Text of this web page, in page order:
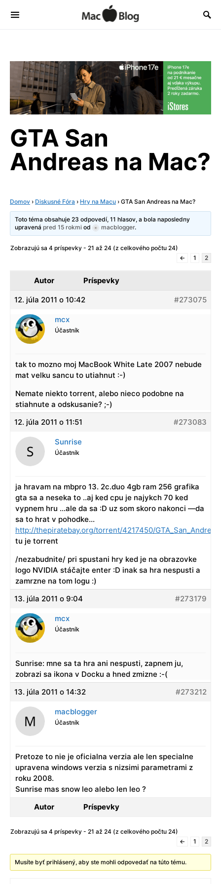
GTA San
Andreas na Mac?
Domov › Diskusné Fóra › Hry na Macu › GTA San Andreas na Mac?
Toto téma obsahuje 23 odpovedí, 11 hlasov, a bola naposledny
upravenápred 15 rokmi od macblogger.
Zobrazujú sa 4 príspevky - 21 až 24 (z celkového počtu 24)
←
1 2
Autor Príspevky
12. júla 2011 o 10:42 #273075
mcx
Účastník
tak to mozno moj MacBook White Late 2007 nebude
mat velku sancu to utiahnut :-)
Nemate niekto torrent, alebo nieco podobne na
stiahnute a odskusanie? ;-)
12. júla 2011 o 11:51
#273083
Sunrise
Účastník
ja hravam na mbpro 13. 2c.duo 4gb ram 256 grafika
gta sa a neseka to ..aj ked cpu je najykch 70 ked
vypnem hru …ale da sa :D uz som skoro nakonci —da
sa to hrat v pohodke…
http://thepiratebay.org/torrent/4217450/
tu je torrent
/nezabudnite/ pri spustani hry ked je na obrazovke
logo NVIDIA stáčajte enter :D inak sa hra nespusti a
zamrzne na tom logu :)
13. júla 2011 o 9:04
#273179
mcx
Účastník
Sunrise: mne sa ta hra ani nespusti, zapnem ju,
zobrazi sa ikona v Docku a hned zmizne :-(
13. júla 2011 o 14:32
#273212
macblogger
Účastník
Pretoze to nie je oficialna verzia ale len specialne
upravena windows verzia s nizsimi parametrami z
roku 2008.
Sunrise mas snow leo alebo len leo ?
Autor
Príspevky
Zobrazujú sa 4 príspevky - 21 až 24 (z celkového počtu 24)
←
1 2
Musíte byť prihlásený, aby ste mohli odpovedať na túto tému.